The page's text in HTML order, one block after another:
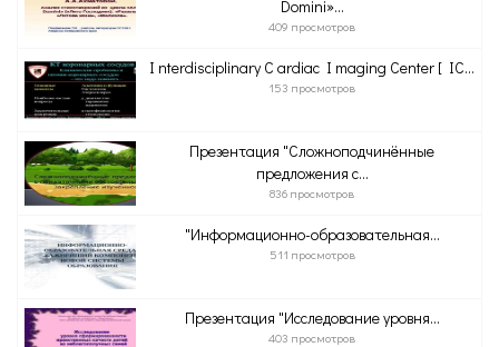
Domini»...
409 просмотров
I nterdisciplinary C ardiac I maging Center [ IC...
153 просмотров
Презентация "Сложноподчинённые
предложения с...
836 просмотров
"Информационно-образовательная...
511 просмотров
Презентация "Исследование уровня...
403 просмотров